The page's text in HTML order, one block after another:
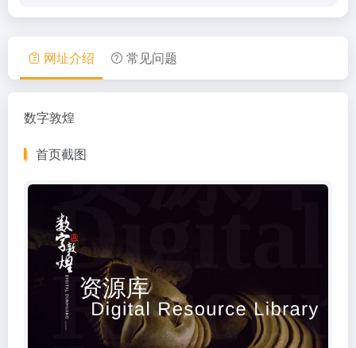
网址介绍 常见问题
数字敦煌
首页截图